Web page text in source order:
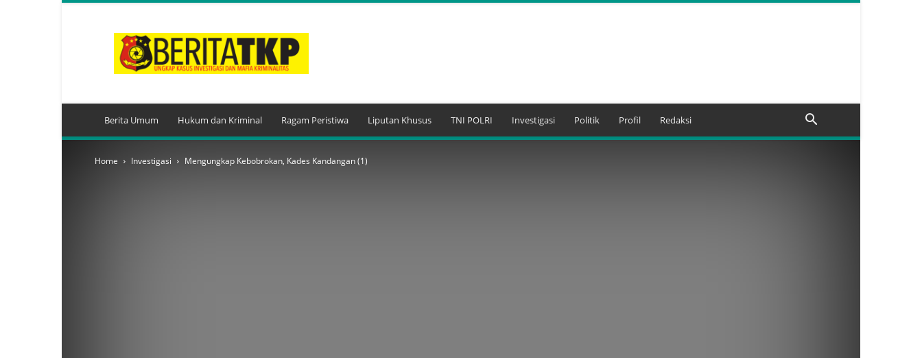
Berita Umum Hukum dan Kriminal Ragam Peristiwa Liputan Khusus TNI POLRI Investigasi Politik Profil Redaksi
Home Investigasi Mengungkap Kebobrokan, Kades Kandangan (1)